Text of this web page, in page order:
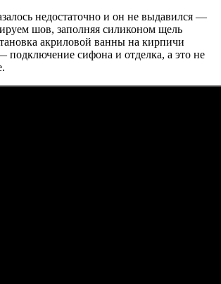
недостаточно и он не выдавился —
шов, заполняя силиконом щель
акриловой ванны на кирпичи
подключение сифона и отделка, а это не